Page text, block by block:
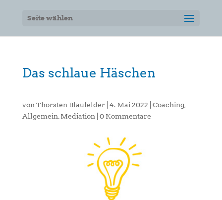
Seite wählen
Das schlaue Häschen
von Thorsten Blaufelder 4. Mai 2022 Coaching
Allgemein Mediation 0 Kommentare